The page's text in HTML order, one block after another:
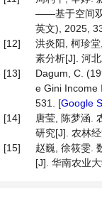
——基于空间双
英文), 2025,
[12]
洪炎阳, 柯珍
素分析[J]. 河
[13]
Dagum, C.
e Gini Income
531. [Google
[14]
唐莹, 陈梦涵.
研究[J]. 农林
[15]
赵巍, 徐筱雯.
[J]. 华南农业